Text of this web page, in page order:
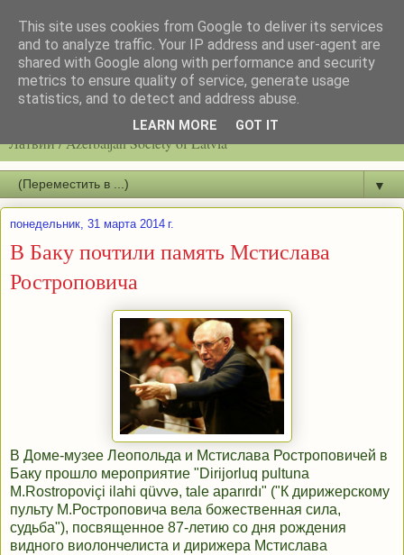
Latvijas azerbaidžāņu biedrību / Общество азербайджанцев
Латвии / Azerbaijan Society of Latvia
▼
понедельник, 31 марта 2014 г.
В Баку почтили память Мстислава
Ростроповича
В Доме-музее Леопольда и Мстислава Ростроповичей в
Баку прошло мероприятие "Dirijorluq pultuna
M.Rostropoviçi ilahi qüvvə, tale aparırdı" ("К дирижерскому
пульту М.Ростроповича вела божественная сила,
судьба"), посвященное 87-летию со дня рождения
видного виолончелиста и дирижера Мстислава
This site uses cookies from Google to deliver its services
and to analyze traffic. Your IP address and user-agent are
shared with Google along with performance and security
metrics to ensure quality of service, generate usage
statistics, and to detect and address abuse.
LEARN MORE GOT IT